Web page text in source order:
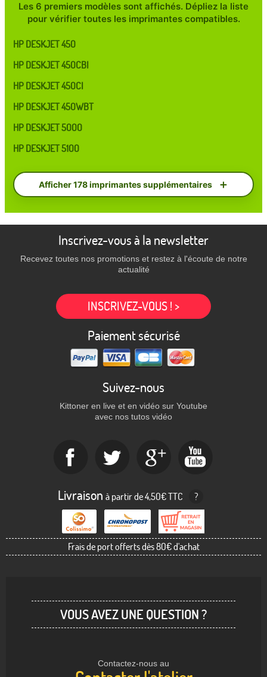
Les 6 premiers modèles sont affichés. Dépliez la liste
pour vérifier toutes les imprimantes compatibles.
HP DESKJET 450
HP DESKJET 450CBI
HP DESKJET 450CI
HP DESKJET 450WBT
HP DESKJET 5000
HP DESKJET 5100
Afficher 178 imprimantes supplémentaires
Inscrivez-vous à la newsletter
Recevez toutes nos promotions et restez à l'écoute de notre
actualité
INSCRIVEZ-VOUS ! >
Paiement sécurisé
Suivez-nous
Kittoner en live et en vidéo sur Youtube
avec nos tutos vidéo
Livraison à partir de 4,50€ TTC ?
Frais de port offerts dès 80€ d'achat
VOUS AVEZ UNE QUESTION ?
Contactez-nous au